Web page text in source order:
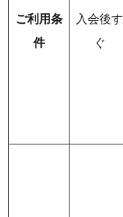
ご利用条
件
入会後す
ぐ